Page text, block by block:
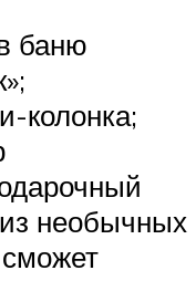
баню
колонка;
необычных